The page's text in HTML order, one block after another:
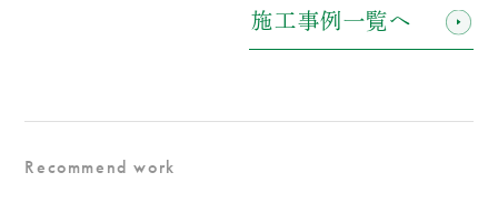
施工事例一覧へ
Recommend work